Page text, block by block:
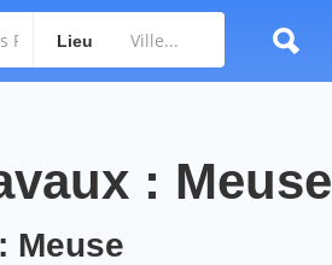
Lieu
: Meuse
Meuse